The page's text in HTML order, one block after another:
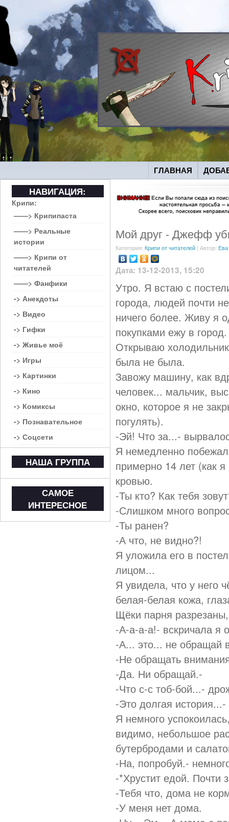
ГЛАВНАЯ
Мой друг - Джефф
Категория: Крипи от читателей | Автор:
Дата: 13-12-2013, 15:20
Утро. Я встаю с
города, людей почти
ничего более. Живу я
покупками ежу в город.
Открываю
была не была.
Завожу машину, как
человек... мальчик,
окно, которое я не
погулять).
-Эй! Что за...-
Я немедленно
примерно 14 лет (как
кровью.
-Ты кто? Как тебя
-Слишком много
-Ты ранен?
-А что, не видно?!
Я уложила его в
лицом...
Я увидела, что у него
белая-белая кожа,
Щёки парня
-А-а-а-а!- вскричала я
-А... это... не обращай
-Не обращать
-Да. Ни обращай.-
-Что с-с тоб-бой...-
-Это долгая история...-
Я немного
видимо, небольшое
бутербродами и
-На, попробуй.-
-*Хрустит едой. Почти
-Тебя что, дома не
-У меня нет дома.
НАВИГАЦИЯ:
Крипи:
——> Крипипаста
——> Реальные
истории
——> Крипи от
читателей
——> Фанфики
-> Анекдоты
-> Видео
-> Гифки
-> Живье моё
-> Игры
-> Картинки
-> Кино
-> Комиксы
-> Познавательное
-> Соцсети
НАША ГРУППА
САМОЕ
ИНТЕРЕСНОЕ